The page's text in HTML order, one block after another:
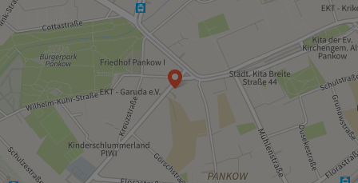
Professionell 46 Freundlich Gründlich
Herzlich 24